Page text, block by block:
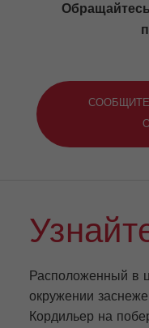
Расположенный в
окружении
Кордильер на